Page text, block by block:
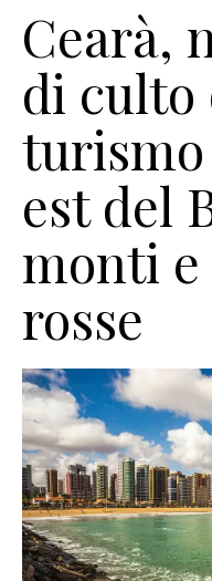
Cearà,
di culto
est del
monti e
rosse